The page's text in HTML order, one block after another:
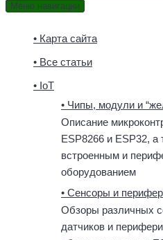
Меню навигации
• Карта сайта
• Все статьи
• IoT
• Чипы, модули и
Описание
ESP8266 и ESP32, а
встроенным и
оборудованием
• Сенсоры и
Обзоры различных
датчиков и